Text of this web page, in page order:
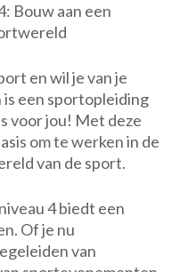
Bouw aan een
en wil je van je
is een sportopleiding
voor jou! Met deze
om te werken in de
van de sport.
4 biedt een
Of je nu
van